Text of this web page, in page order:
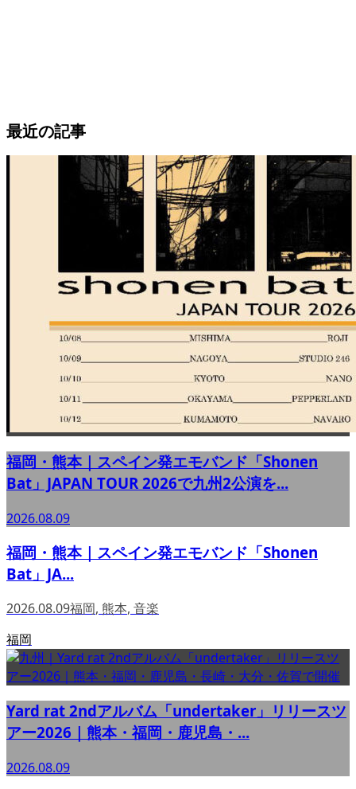
最近の記事
福岡・熊本｜スペイン発エモバンド「Shonen
Bat」JAPAN TOUR 2026で九州2公演を...
2026.08.09
福岡・熊本｜スペイン発エモバンド「Shonen
Bat」JA...
2026.08.09福岡, 熊本, 音楽
福岡
Yard rat 2ndアルバム「undertaker」リリースツ
アー2026｜熊本・福岡・鹿児島・...
2026.08.09